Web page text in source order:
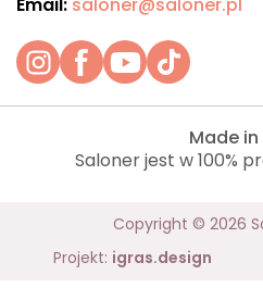
Made in
Saloner jest w 100%
Copyright © 2026
Projekt: igras.design